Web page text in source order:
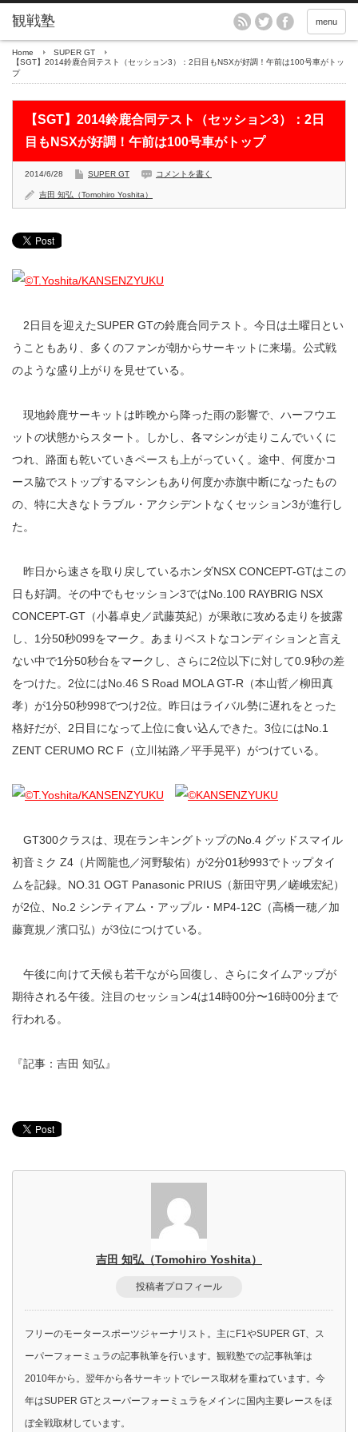
menu
Home
SUPER GT
【SGT】2014鈴鹿合同テスト（セッション3）：2日目もNSXが好調！午前は100号車がトッ
プ
【SGT】2014鈴鹿合同テスト（セッション3）：2日
目もNSXが好調！午前は100号車がトップ
2014/6/28 SUPER GT コメントを書く
吉田 知弘（Tomohiro Yoshita）
2日目を迎えたSUPER GTの鈴鹿合同テスト。今日は土曜日とい
うこともあり、多くのファンが朝からサーキットに来場。公式戦
のような盛り上がりを見せている。
現地鈴鹿サーキットは昨晩から降った雨の影響で、ハーフウエ
ットの状態からスタート。しかし、各マシンが走りこんでいくに
つれ、路面も乾いていきペースも上がっていく。途中、何度かコ
ース脇でストップするマシンもあり何度か赤旗中断になったもの
の、特に大きなトラブル・アクシデントなくセッション3が進行し
た。
昨日から速さを取り戻しているホンダNSX CONCEPT-GTはこの
日も好調。その中でもセッション3ではNo.100 RAYBRIG NSX
CONCEPT-GT（小暮卓史／武藤英紀）が果敢に攻める走りを披露
し、1分50秒099をマーク。あまりベストなコンディションと言え
ない中で1分50秒台をマークし、さらに2位以下に対して0.9秒の差
をつけた。2位にはNo.46 S Road MOLA GT-R（本山哲／柳田真
孝）が1分50秒998でつけ2位。昨日はライバル勢に遅れをとった
格好だが、2日目になって上位に食い込んできた。3位にはNo.1
ZENT CERUMO RC F（立川祐路／平手晃平）がつけている。
GT300クラスは、現在ランキングトップのNo.4 グッドスマイル
初音ミク Z4（片岡龍也／河野駿佑）が2分01秒993でトップタイ
ムを記録。NO.31 OGT Panasonic PRIUS（新田守男／嵯峨宏紀）
が2位、No.2 シンティアム・アップル・MP4-12C（高橋一穂／加
藤寛規／濱口弘）が3位につけている。
午後に向けて天候も若干ながら回復し、さらにタイムアップが
期待される午後。注目のセッション4は14時00分〜16時00分まで
行われる。
『記事：吉田 知弘』
吉田 知弘（Tomohiro Yoshita）
投稿者プロフィール
フリーのモータースポーツジャーナリスト。主にF1やSUPER GT、ス
ーパーフォーミュラの記事執筆を行います。観戦塾での記事執筆は
2010年から。翌年から各サーキットでレース取材を重ねています。今
年はSUPER GTとスーパーフォーミュラをメインに国内主要レースをほ
ぼ全戦取材しています。